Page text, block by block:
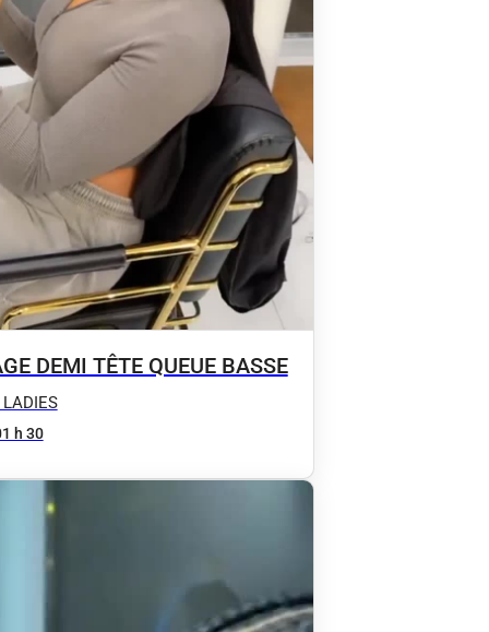
DEMI TÊTE QUEUE BASSE
h 30